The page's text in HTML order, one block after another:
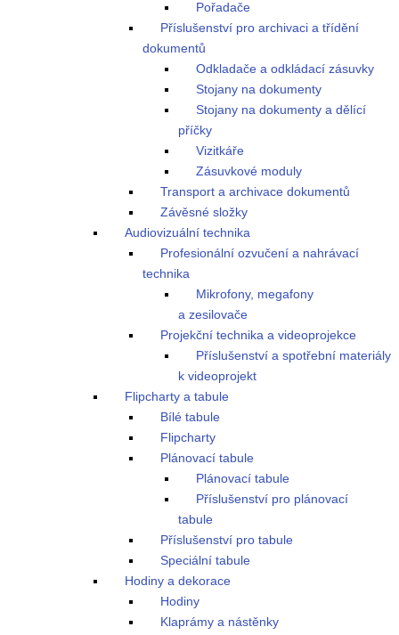
Pořadače
Příslušenství pro archivaci a třídění
dokumentů
Odkladače a odkládací zásuvky
Stojany na dokumenty
Stojany na dokumenty a dělící
příčky
Vizitkáře
Zásuvkové moduly
Transport a archivace dokumentů
Závěsné složky
Audiovizuální technika
Profesionální ozvučení a nahrávací
technika
Mikrofony, megafony
a zesilovače
Projekční technika a videoprojekce
Příslušenství a spotřební materiály
k videoprojekt
Flipcharty a tabule
Bílé tabule
Flipcharty
Plánovací tabule
Plánovací tabule
Příslušenství pro plánovací
tabule
Příslušenství pro tabule
Speciální tabule
Hodiny a dekorace
Hodiny
Klaprámy a nástěnky